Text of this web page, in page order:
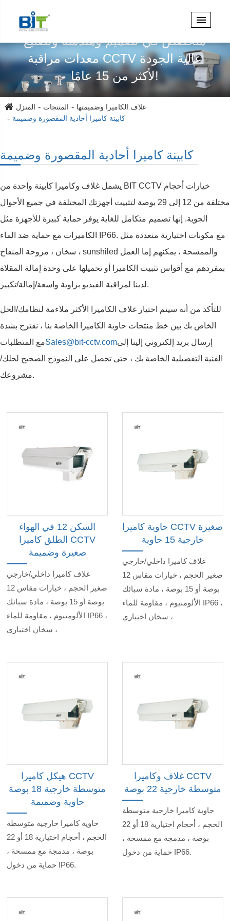
متخصص في تصميم وهندسة وتصنيع
معدات مراقبة CCTV عالية الجودة
لأكثر من 15 عامًا!
المنزل المنتجات
غلاف الكاميرا وضميمتها
كابينة كاميرا أحادية المقصورة وضميمة
كابينة كاميرا أحادية المقصورة وضميمة
يشمل غلاف وكاميرا كابينة واحدة من BIT CCTV خيارات أحجام
مختلفة من 12 إلى 29 بوصة لتثبيت أجهزتك المختلفة في جميع الأحوال
الجوية. إنها تصميم متكامل للغاية يوفر حماية كبيرة للأجهزة مثل
الكاميرات مع حماية ضد الماء IP66. مع مكونات اختيارية متعددة مثل
سخان ، مروحة المنفاخ ، sunshiled والممسحة ، يمكنهم إما العمل
بمفردهم مع أقواس تثبيت الكاميرا أو تحميلها على وحدة إمالة المقلاة
لدينا لمراقبة الفيديو بزاوية واسعة/إمالة/تكبير.
للتأكد من أنه سيتم اختيار غلاف الكاميرا الأكثر ملاءمة لنظامك/الحل
الخاص بك بين خط منتجات حاوية الكاميرا الخاصة بنا ، نقترح بشدة
إرسال بريد إلكتروني إلينا إلىSales@bit-cctv.comمع المتطلبات
الفنية التفصيلية الخاصة بك ، حتى تحصل على النموذج الصحيح لحلك/
مشروعك.
السكن 12 في الهواء
الطلق كاميرا CCTV
صغيرة وضميمة
غلاف كاميرا داخلي/خارجي
صغير الحجم ، خيارات مقاس 12
بوصة أو 15 بوصة ، مادة سبائك
الألومنيوم ، مقاومة للماء IP66 ،
سخان اختياري ،
حاوية كاميرا CCTV صغيرة
خارجية 15 حاوية
غلاف كاميرا داخلي/خارجي
صغير الحجم ، خيارات مقاس 12
بوصة أو 15 بوصة ، مادة سبائك
الألومنيوم ، مقاومة للماء IP66 ،
سخان اختياري ،
هيكل كاميرا CCTV
متوسطة خارجية 18 بوصة
حاوية وضميمة
حاوية كاميرا خارجية متوسطة
الحجم ، أحجام اختيارية 18 أو 22
بوصة ، مدمجة مع ممسحة ،
حماية من دخول IP66.
غلاف وكاميرا CCTV
متوسطة خارجية 22 بوصة
حاوية كاميرا خارجية متوسطة
الحجم ، أحجام اختيارية 18 أو 22
بوصة ، مدمجة مع ممسحة ،
حماية من دخول IP66.